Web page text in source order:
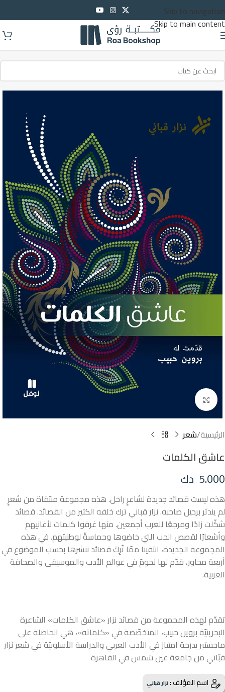
Skip to navigation
Skip to main content
Click to enlarge
الرئيسية شعر
عاشق الكلمات
5.000 دك
هذه ليست قصائد جديدة لشاعرٍ راحل. هذه مجموعة منتقاة من شعرٍ
لم يندثر برحيل صاحبه. نزار قباني ترك خلفه الكثير من القصائد. قصائد
شكّلت زادًا ومرجعًا للعرب أجمعين. منها غرفوا كلمات لأغانيهم
وأشعارًا لقصص الحب التي خاضوها وحماسةً لوطنيتهم. في هذه
المجموعة الجديدة، انتقينا ممّا تُرِكَ قصائد ننشرها بحسب الموضوع في
أربعة محاور، قدّم لها نجومٌ في عوالم الأدب والموسيقى والصحافة
العربية.
تقدّم لهذه المجموعة من قصائد نزار «عاشق الكلمات» الشاعرة
البحرينيّة بروين حبيب، المتخصّصة في «كلماته»، هي الحاصلة على
ماجستير بدرجة امتياز في الأدب العربي والدراسة الأسلوبيّة في شعر نزار
قبّاني من جامعة عين شمس في القاهرة
اسم المؤلف :نزار قباني